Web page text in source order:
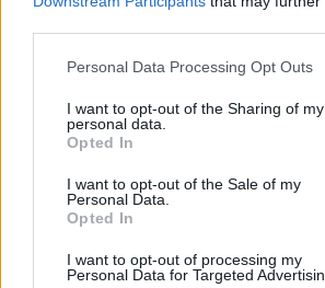
Please note that this website/app uses
not limited to your visit or usage
grant or deny consent to Google and its
use your data for below specified
consent section.
Personal Data Processing Opt Outs
I want to opt-out of the Sharing of my
personal data.
Opted In
I want to opt-out of the Sale of my
Personal Data.
Opted In
I want to opt-out of processing my
Personal Data for Targeted
για τη Δημοκρατία:
Γρατσία και Γαλανός
κίνημα σε φοβικό
Απίστευτο κι όμως αληθινό
Aναστέλλονται τα
αγγειοχειρουργού του
Χανίων επειδή κλάπηκε
γιατρού
916 προϊόντα στην εθνική